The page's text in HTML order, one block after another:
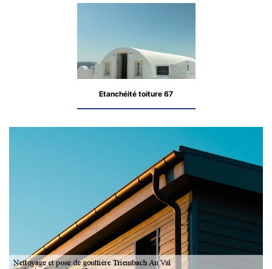
Etanchéité toiture 67